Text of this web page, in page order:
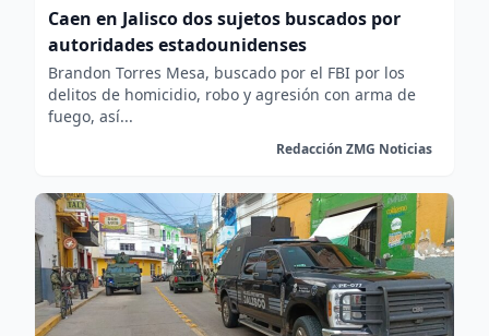
Caen en Jalisco dos sujetos buscados por
autoridades estadounidenses
Brandon Torres Mesa, buscado por el FBI por los
delitos de homicidio, robo y agresión con arma de
fuego, así...
Redacción ZMG Noticias